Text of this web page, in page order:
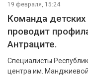
19 февраля, 15:24
Команда
проводит
Антраците.
Специалисты
центра им.